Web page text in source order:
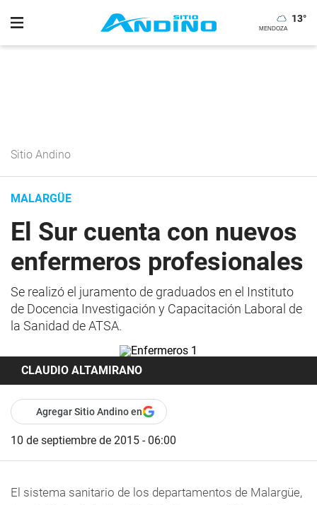
13°
Sitio Andino
MALARGÜE
El Sur cuenta con nuevos
enfermeros profesionales
Se realizó el juramento de graduados en el Instituto
de Docencia Investigación y Capacitación Laboral de
la Sanidad de ATSA.
CLAUDIO ALTAMIRANO
Agregar Sitio Andino en
10 de septiembre de 2015 - 06:00
El sistema sanitario de los departamentos de Malargüe,